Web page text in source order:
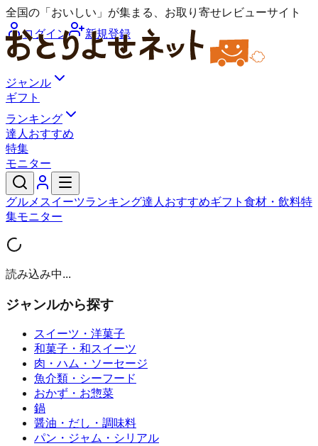
全国の「おいしい」が集まる、お取り寄せレビューサイト
ログイン
新規登録
ジャンル
ギフト
ランキング
達人おすすめ
特集
モニター
グルメ スイーツランキング達人おすすめギフト 食材・飲料特
集モニター
読み込み中...
ジャンルから探す
スイーツ・洋菓子
和菓子・和スイーツ
肉・ハム・ソーセージ
魚介類・シーフード
おかず・お惣菜
鍋
醤油・だし・調味料
パン・ジャム・シリアル